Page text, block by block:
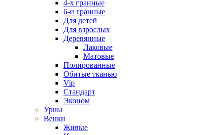
4-х гранные
6-и гранные
Для детей
Для взрослых
Деревянные
Лаковые
Матовые
Полированные
Обитые тканью
Vip
Стандарт
Эконом
Урны
Венки
Живые